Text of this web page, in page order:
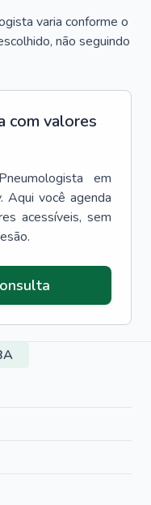
varia conforme o
não seguindo
com valores
Pneumologista
em
Aqui você agenda
acessíveis, sem